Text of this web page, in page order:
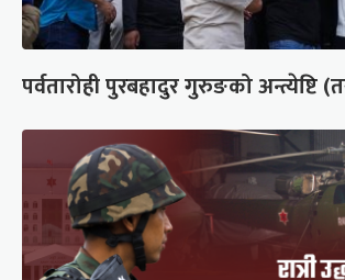
पर्वतारोही पुरबहादुर गुरुङको अन्त्येष्टि